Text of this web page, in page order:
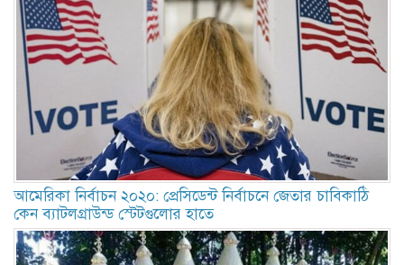
আমেরিকা নির্বাচন ২০২০: প্রেসিডেন্ট নির্বাচনে জেতার চাবিকাঠি
কেন ব্যাটলগ্রাউন্ড স্টেটগুলোর হাতে